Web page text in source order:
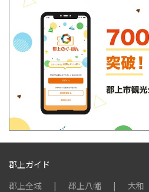
郡上ガイド
郡上全域
郡上八幡 大和